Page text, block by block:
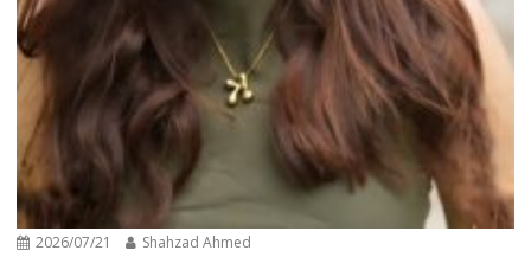
2026/07/21 Shahzad Ahmed